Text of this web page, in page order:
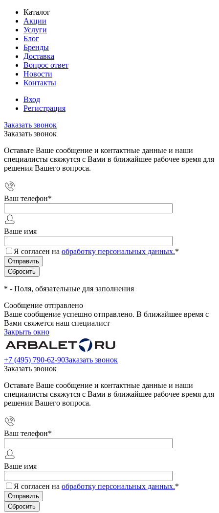
Каталог
Акции
Услуги
Блог
Бренды
Доставка
Вопрос ответ
Новости
Контакты
Вход
Регистрация
Заказать звонок
Заказать звонок
Оставьте Ваше сообщение и контактные данные и наши
специалисты свяжутся с Вами в ближайшее рабочее время для
решения Вашего вопроса.
Ваш телефон*
Ваше имя
Я согласен на обработку персональных данных.*
* - Поля, обязательные для заполнения
Сообщение отправлено
Ваше сообщение успешно отправлено. В ближайшее время с
Вами свяжется наш специалист
Закрыть окно
+7 (495) 790-62-90Заказать звонок
Заказать звонок
Оставьте Ваше сообщение и контактные данные и наши
специалисты свяжутся с Вами в ближайшее рабочее время для
решения Вашего вопроса.
Ваш телефон*
Ваше имя
Я согласен на обработку персональных данных.*